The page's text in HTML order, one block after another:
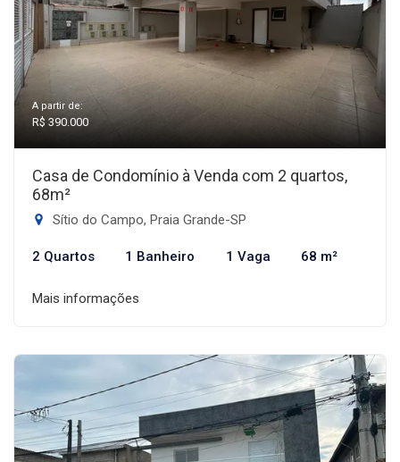
A partir de:
R$ 390.000
Casa de Condomínio à Venda com 2 quartos,
68m²
Sítio do Campo, Praia Grande-SP
2 Quartos 1 Banheiro 1 Vaga 68 m²
Mais informações